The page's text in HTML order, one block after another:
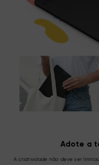
Adote a
A criatividade não deve ser